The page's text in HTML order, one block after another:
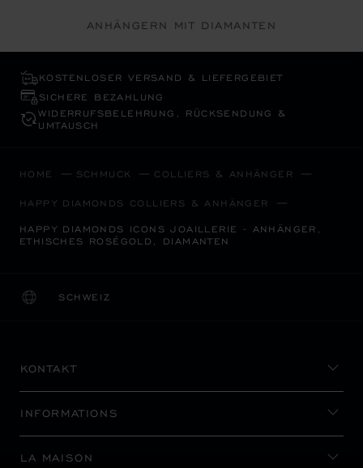
ANHÄNGERN MIT DIAMANTEN
KOSTENLOSER VERSAND & LIEFERGEBIET
SICHERE BEZAHLUNG
WIDERRUFS­BELEHRUNG, RÜCKSENDUNG &
UMTAUSCH
HOME SCHMUCK COLLIERS & ANHÄNGER
HAPPY DIAMONDS COLLIERS & ANHÄNGER
HAPPY DIAMONDS ICONS JOAILLERIE - ANHÄNGER,
ETHISCHES ROSÉGOLD, DIAMANTEN
SCHWEIZ
LOKALISIERUNG (LAND ÄNDERN)
LAND ÄNDERN
KONTAKT
INFORMATIONS
LA MAISON